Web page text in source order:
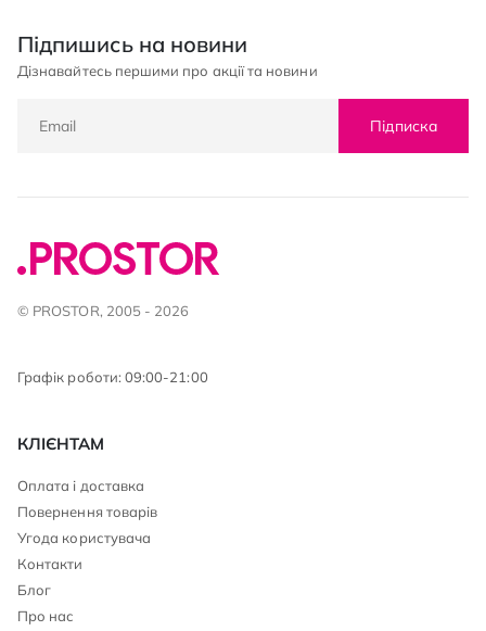
Підпишись на новини
Дізнавайтесь першими про акції та новини
Підписка
© PROSTOR, 2005 - 2026
Графік роботи: 09:00-21:00
КЛІЄНТАМ
Оплата і доставка
Повернення товарів
Угода користувача
Контакти
Блог
Про нас